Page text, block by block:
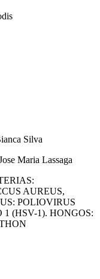
Silva
Maria Lassaga
AUREUS,
POLIOVIRUS
1 (HSV-1). HONGOS: